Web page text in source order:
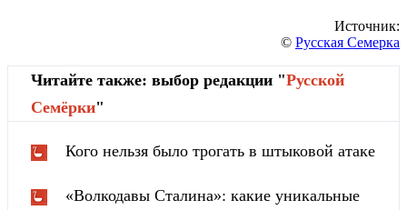
Источник:
© Русская Семерка
Читайте также: выбор редакции "Русской
Cемёрки"
Кого нельзя было трогать в штыковой атаке
«Волкодавы Сталина»: какие уникальные